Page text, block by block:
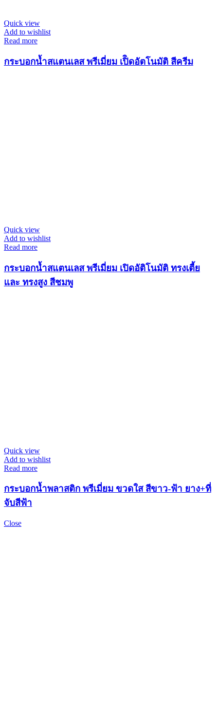
Quick view
Add to wishlist
Read more
กระบอกน้ำสแตนเลส พรีเมี่ยม เปิิดอัตโนมัติ สีครีม
Quick view
Add to wishlist
Read more
กระบอกน้ำสแตนเลส พรีเมี่ยม เปิดอัติโนมัติ ทรงเตี้ย
และ ทรงสูง สีชมพู
Quick view
Add to wishlist
Read more
กระบอกน้ำพลาสติก พรีเมี่ยม ขวดใส สีขาว-ฟ้า ยาง+ที่
จับสีฟ้า
Close